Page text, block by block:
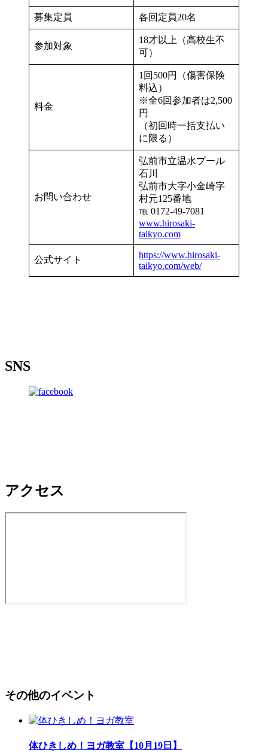
募集定員 各回定員20名
参加対象
18才以上（高校生不
可）
料金
1回500円（傷害保険
料込）
※全6回参加者は2,500
円
（初回時一括支払い
に限る）
お問い合わせ
弘前市立温水プール
石川
弘前市大字小金崎字
村元125番地
℡ 0172-49-7081
www.hirosaki-
taikyo.com
公式サイト
https://www.hirosaki-
taikyo.com/web/
SNS
アクセス
その他のイベント
体ひきしめ！ヨガ教室【10月19日】